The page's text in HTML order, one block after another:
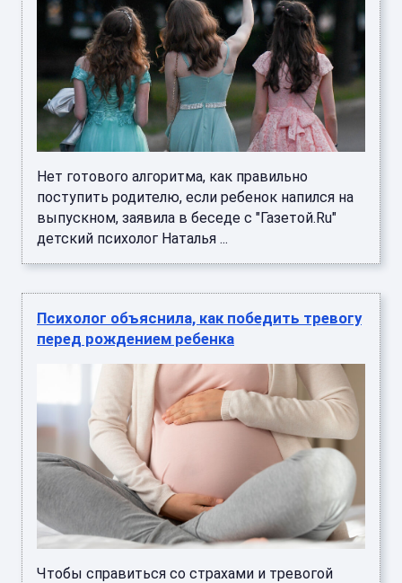
Нет готового алгоритма, как правильно
поступить родителю, если ребенок напился на
выпускном, заявила в беседе с "Газетой.Ru"
детский психолог Наталья ...
Психолог объяснила, как победить тревогу
перед рождением ребенка
Чтобы справиться со страхами и тревогой